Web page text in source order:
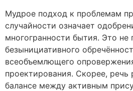
Мудрое подход к проблемам
случайности означает
многогранности бытия. Это не
безынициативного
всеобъемлющего
проектирования. Скорее, речь
балансе между активным